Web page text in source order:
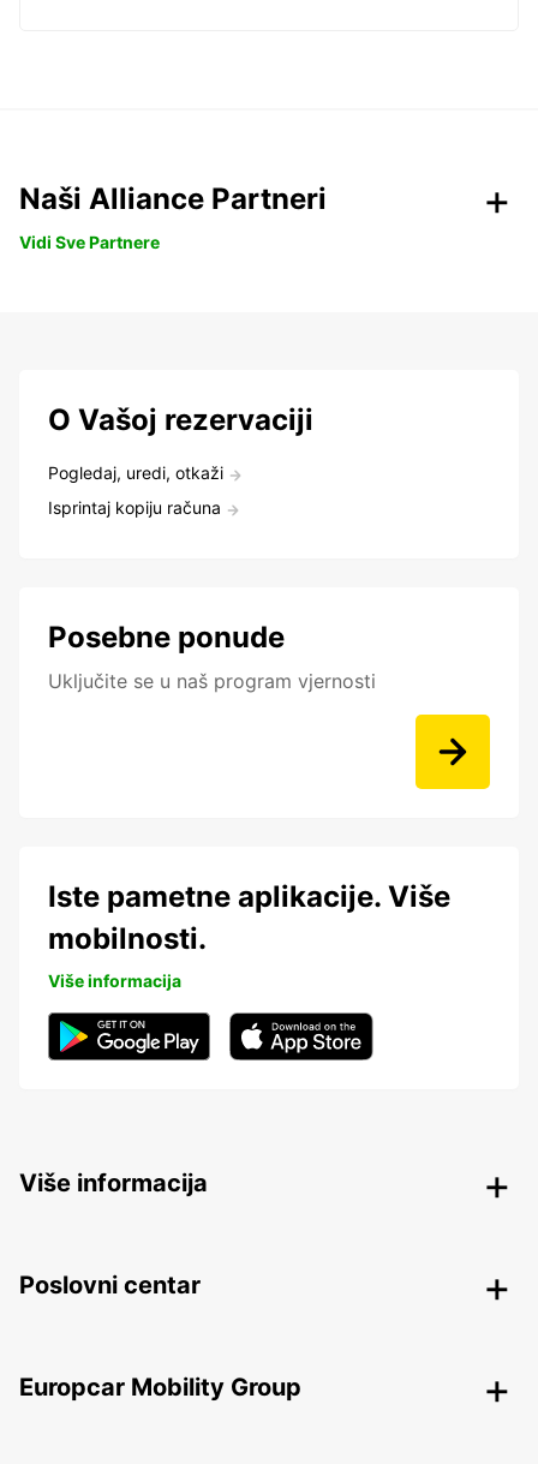
Naši Alliance Partneri
Vidi Sve Partnere
O Vašoj rezervaciji
Pogledaj, uredi, otkaži
Isprintaj kopiju računa
Posebne ponude
Uključite se u naš program vjernosti
Iste pametne aplikacije. Više
mobilnosti.
Više informacija
Više informacija
Poslovni centar
Europcar Mobility Group